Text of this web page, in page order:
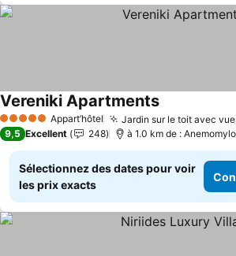
5 Étoiles Appart’hôtel Jardin sur le toit avec
Vereniki ApartmentsConsulter les
9,5 Excellent 248 à 1.0 km de :
Sélectionnez des dates pour voir
les prix exacts